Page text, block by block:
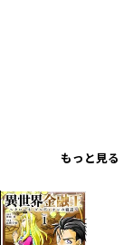
もっと見る